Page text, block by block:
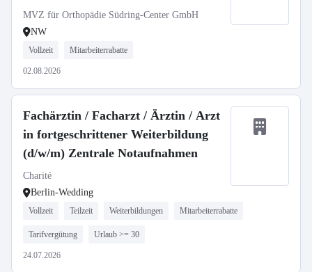
MVZ für Orthopädie Südring-Center GmbH
NW
Vollzeit Mitarbeiterrabatte
02.08.2026
Fachärztin / Facharzt / Ärztin / Arzt
in fortgeschrittener Weiterbildung
(d/w/m) Zentrale Notaufnahmen
Charité
Berlin-Wedding
Vollzeit Teilzeit Weiterbildungen Mitarbeiterrabatte
Tarifvergütung Urlaub >= 30
24.07.2026